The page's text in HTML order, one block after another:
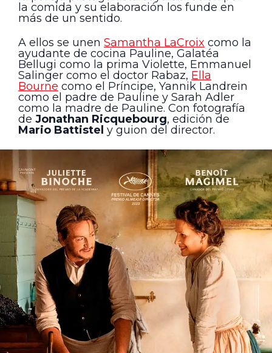
la comida y su elaboración los funde en
más de un sentido.
A ellos se unen Samantha LaCroix como la
ayudante de cocina Pauline, Galatéa
Bellugi como la prima Violette, Emmanuel
Salinger como el doctor Rabaz, Ella
Bourne como el Príncipe, Yannik Landrein
como el padre de Pauline y Sarah Adler
como la madre de Pauline. Con fotografía
de Jonathan Ricquebourg, edición de
Mario Battistel y guion del director.